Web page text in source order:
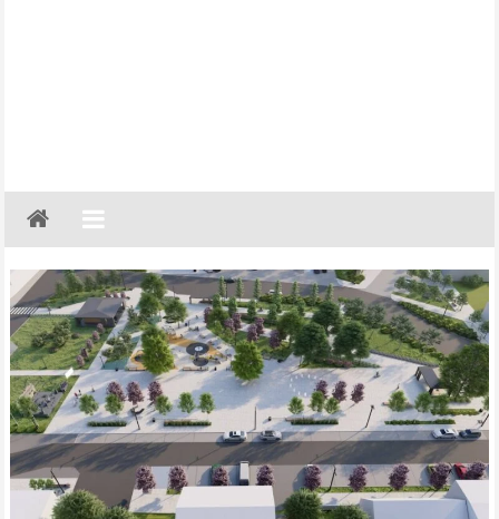
Gazeta
Regionalna
Częstochowa,
Kłobuck,
Lubliniec,
Myszków